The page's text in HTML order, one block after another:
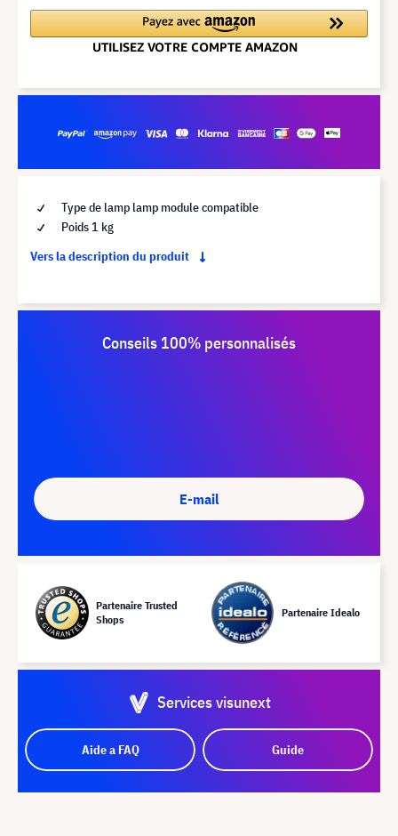
Type de lamp lamp module compatible
Poids 1 kg
Vers la description du produit
Conseils 100% personnalisés
E-mail
Partenaire Trusted
Shops
Partenaire Idealo
Services visunext
Aide a FAQ Guide